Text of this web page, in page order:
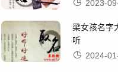
2023-
梁女孩名字
听
2024-